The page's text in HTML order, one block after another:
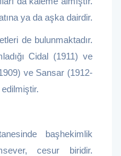
ya da aşka dairdir.
de bulunmaktadır.
Cidal (1911) ve
ve Sansar (1912-
başhekimlik
cesur biridir.